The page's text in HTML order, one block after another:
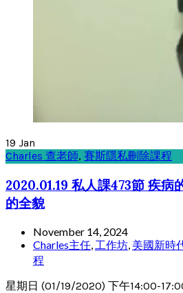
19 Jan
Charles 查老師, 賽斯隱私刪除課程
2020.01.19 私人課473節 疾病
的全貌
November 14, 2024
Charles主任, 工作坊, 美國新時
程
星期日 (01/19/2020) 下午14:00-